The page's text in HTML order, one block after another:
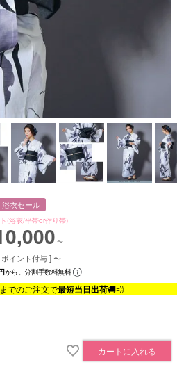
浴衣セール
(浴衣/平帯or作り帯)
〜
ポイント付与 ] 〜
から。分割手数料無料
でのご注文で最短当日出荷🚚💨
カートに入れる